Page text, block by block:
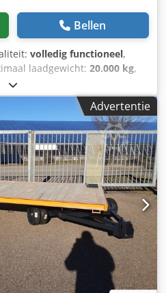
Bellen
volledig functioneel,
laadgewicht: 20.000 kg,
keuring (TÜV):08/2026,
, laadruimtebreedte:2.000
mm, bandenmaten:450x300,
industriële
van 20.000 kg op
3000 x 2000 x 640 mm
x 300 op stalen velg met
Vierwielbesturing met
Cjdpfx Asw Rlvkelwjrf
verzonken en
mm met valbeveiliging en
2000
Advertentie